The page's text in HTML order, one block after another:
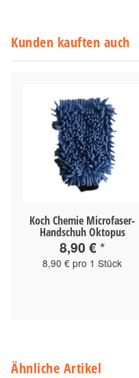
Kunden kauften auch
Koch Chemie Microfaser-
Handschuh Oktopus
8,90 €*
8,90 € pro 1 Stück
Ähnliche Artikel